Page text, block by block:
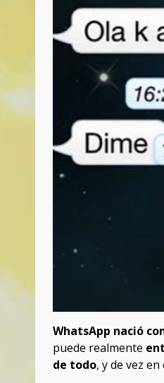
WhatsApp nació
puede realmente
de todo, y de vez